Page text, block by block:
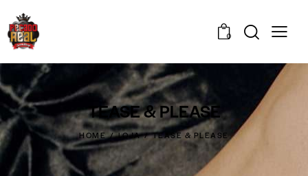
0
TEASE & PLEASE
HOME LOJA TEASE & PLEASE